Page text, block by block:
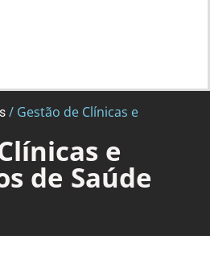
/ Gestão de Clínicas e
e
de Saúde